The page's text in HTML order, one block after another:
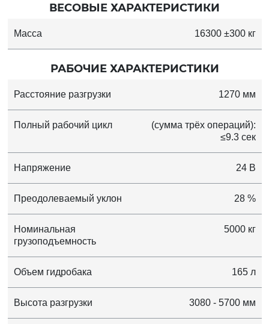
ВЕСОВЫЕ ХАРАКТЕРИСТИКИ
Масса 16300 ±300 кг
РАБОЧИЕ ХАРАКТЕРИСТИКИ
Расстояние разгрузки 1270 мм
Полный рабочий цикл
(сумма трёх операций):
≤9.3 сек
Напряжение 24 В
Преодолеваемый уклон 28 %
Номинальная
грузоподъемность
5000 кг
Объем гидробака 165 л
Высота разгрузки 3080 - 5700 мм